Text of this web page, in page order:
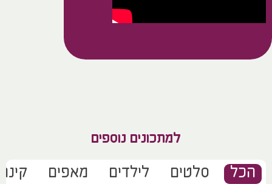
למתכונים נוספים
הכל סלטים לילדים מאפים